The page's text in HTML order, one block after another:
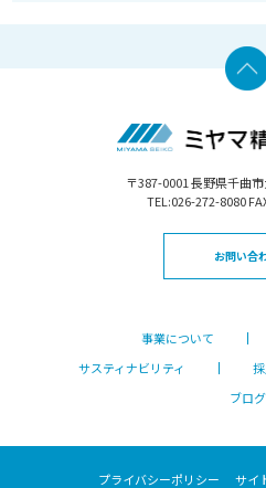
〒387-0001 長野県千曲
TEL:026-272-8080
お問い合
事業について
サスティナビリティ
ブログ
プライバシーポリシー サイ